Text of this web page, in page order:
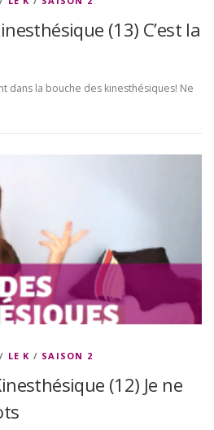
(13) C’est la
dans la bouche des kinesthésiques! Ne
/ LE K / SAISON 2
(12) Je ne